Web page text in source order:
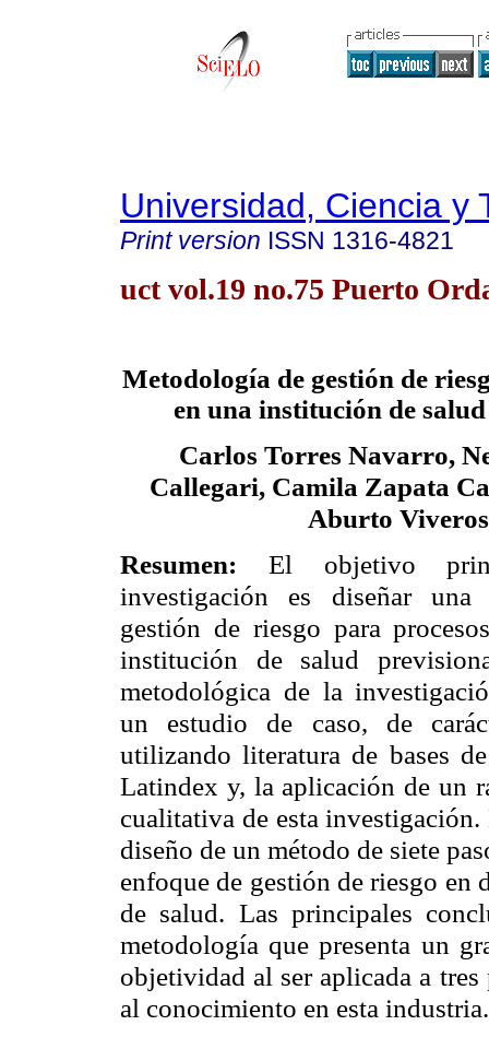
Universidad, Ciencia y
Print version ISSN 1316-4821
uct vol.19 no.75 Puerto
Metodología de gestión de
en una institución de
Carlos Torres Navarro,
Callegari, Camila Zapata
Aburto Viveros
Resumen: El objetivo
investigación es diseñar una
gestión de riesgo para
institución de salud
metodológica de la
un estudio de caso, de
utilizando literatura de bases
Latindex y, la aplicación de un
cualitativa de esta
diseño de un método de siete
enfoque de gestión de riesgo en
de salud. Las principales
metodología que presenta un
objetividad al ser aplicada a
al conocimiento en esta industria.